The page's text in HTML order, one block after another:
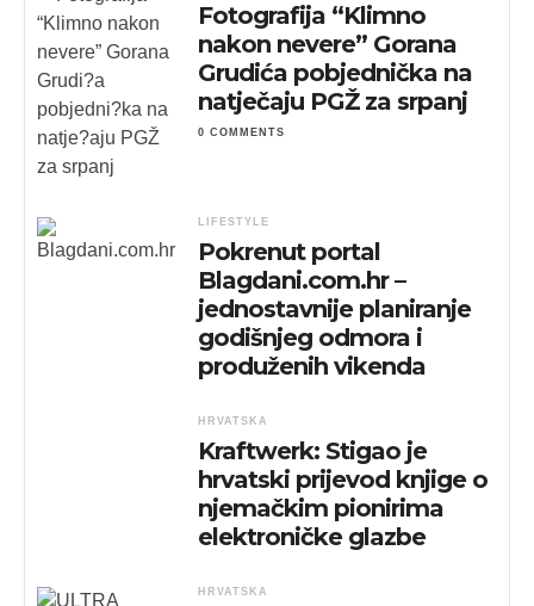
Fotografija “Klimno
nakon nevere” Gorana
Grudića pobjednička na
natječaju PGŽ za srpanj
0 COMMENTS
LIFESTYLE
Pokrenut portal
Blagdani.com.hr –
jednostavnije planiranje
godišnjeg odmora i
produženih vikenda
HRVATSKA
Kraftwerk: Stigao je
hrvatski prijevod knjige o
njemačkim pionirima
elektroničke glazbe
HRVATSKA